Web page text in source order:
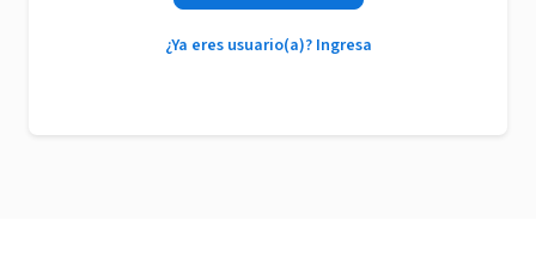
¿Ya eres usuario(a)? Ingresa